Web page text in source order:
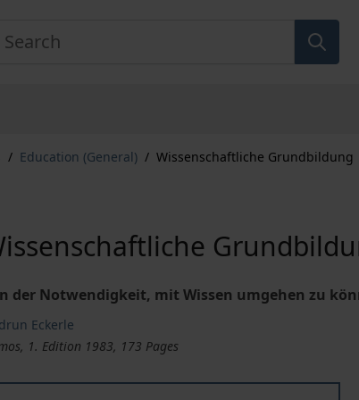
/ Education (General) / Wissenschaftliche Grundbildung
der Notwendigkeit, mit Wissen umgehen zu
Eckerle
1. Edition 1983, 173 Pages